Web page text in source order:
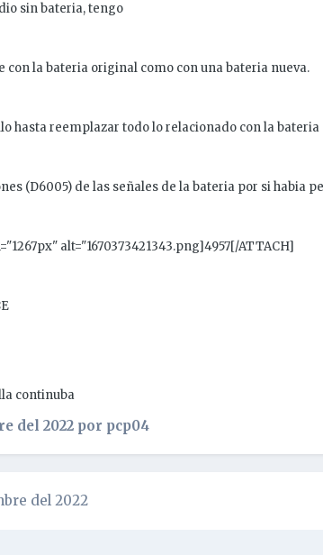
sin bateria, tengo
con la bateria original como con una bateria nueva.
hasta reemplazar todo lo relacionado con la bateria
(D6005) de las señales de la bateria por si habia
alt="1670373421343.png]4957[/ATTACH]
continuba
del 2022por pcp04
del 2022